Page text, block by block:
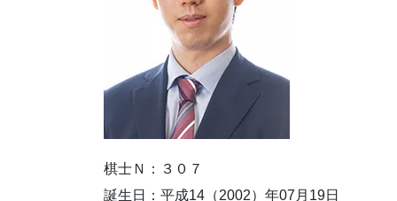
棋士Ｎ：３０７
誕生日：平成14（2002）年07月19日